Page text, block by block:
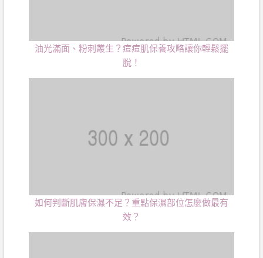
油光滿面、粉刺叢生？痘痘肌保養攻略讓你輕鬆擺
脫！
如何判斷肌膚保濕不足？重點保濕部位怎麼做最有
效？